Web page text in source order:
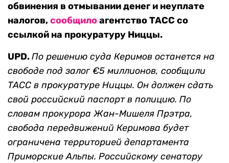
обвинения в отмывании денег и неуплате
налогов,сообщилоагентство ТАСС со
ссылкой на прокуратуру Ниццы.
UPD.По решению суда Керимов останется на
свободе под залог €5 миллионов, сообщили
ТАСС в прокуратуре Ниццы. Он должен сдать
свой российский паспорт в полицию. По
словам прокурора Жан-Мишеля Прэтра,
свобода передвижений Керимова будет
ограничена территорией департамента
Приморские Альпы. Российскому сенатору